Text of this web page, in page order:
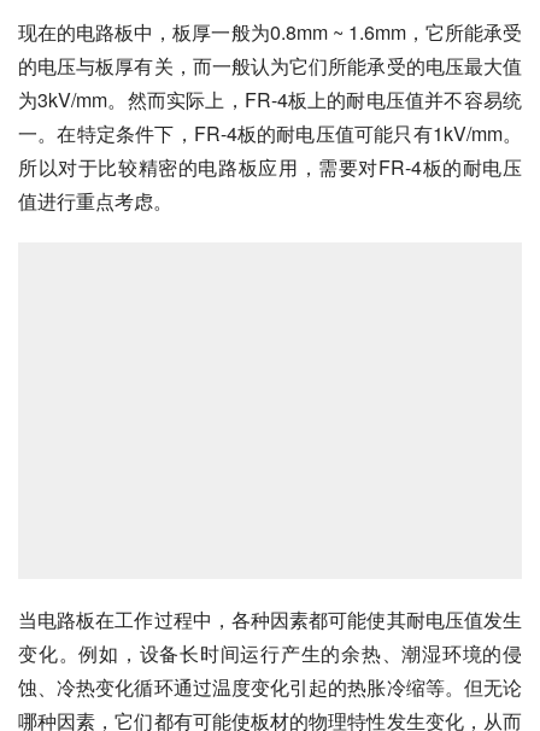
现在的电路板中，板厚一般为0.8mm ~ 1.6mm，它所能承受
的电压与板厚有关，而一般认为它们所能承受的电压最大值
为3kV/mm。然而实际上，FR-4板上的耐电压值并不容易统
一。在特定条件下，FR-4板的耐电压值可能只有1kV/mm。
所以对于比较精密的电路板应用，需要对FR-4板的耐电压
值进行重点考虑。
当电路板在工作过程中，各种因素都可能使其耐电压值发生
变化。例如，设备长时间运行产生的余热、潮湿环境的侵
蚀、冷热变化循环通过温度变化引起的热胀冷缩等。但无论
哪种因素，它们都有可能使板材的物理特性发生变化，从而